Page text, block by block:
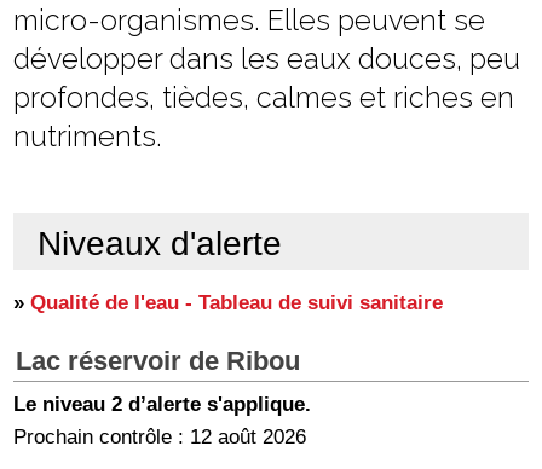
micro-organismes. Elles peuvent se
développer dans les eaux douces, peu
profondes, tièdes, calmes et riches en
nutriments.
Niveaux d'alerte
»Qualité de l'eau - Tableau de suivi sanitaire
Lac réservoir de Ribou
Le niveau 2 d’alerte s'applique.
Prochain contrôle : 12 août 2026